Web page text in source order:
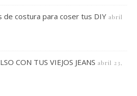
de costura para coser tus DIY abril
CON TUS VIEJOS JEANS abril 23,